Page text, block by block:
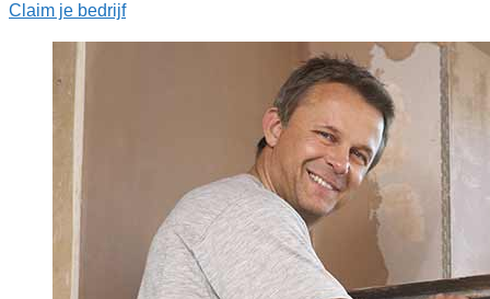
Claim je bedrijf